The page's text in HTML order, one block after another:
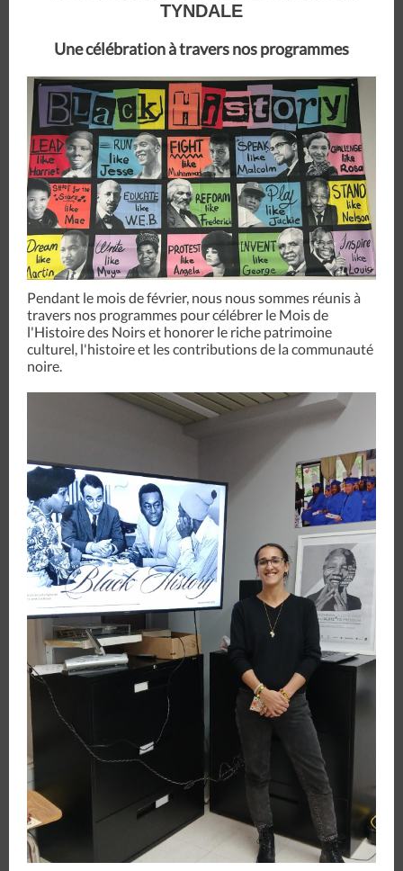
TYNDALE
Une célébration à travers nos programmes
Pendant le mois de février, nous nous sommes réunis à
travers nos programmes pour célébrer le Mois de
l'Histoire des Noirs et honorer le riche patrimoine
culturel, l'histoire et les contributions de la communauté
noire.